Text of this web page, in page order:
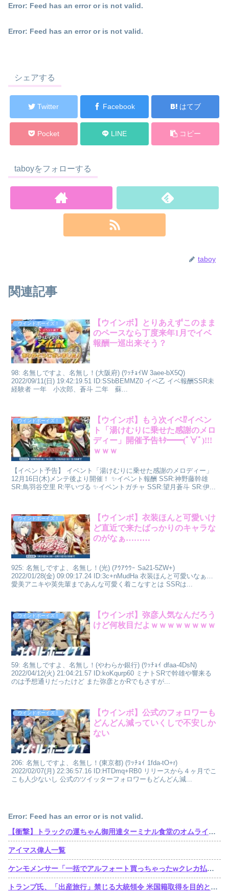
Error: Feed has an error or is not valid.
Error: Feed has an error or is not valid.
シェアする
Twitter Facebook はてブ
Pocket LINE コピー
taboyをフォローする
taboy
関連記事
ウインドボーイズ！
【ウインボ】とりあえずこのまま
のペースなら丁度来年1月でイベ
報酬一巡出来そう？
98: 名無しですよ、名無し！(大阪府) (ﾜｯﾁｮｲW 3aee-bX5Q)
2022/09/11(日) 19:42:19.51 ID:SSbBEMMZ0 イベ乙 イベ報酬SSR未
経験者 一年 小次郎、蒼斗 二年 蘇...
ウインドボーイズ！
【ウインボ】もう次イベ⁉イベン
ト「湯けむりに乗せた感謝のメロ
ディー」開催予告ｷﾀ━━(ﾟ∀ﾟ)!!!
ｗｗｗ
【イベント予告】 イベント「湯けむりに乗せた感謝のメロディー」
12月16日(木)メンテ後より開催！ ✨イベント報酬 SSR:神野藤幹雄
SR:鳥羽谷空里 R:平いづる ✨イベントガチャ SSR:望月蒼斗 SR:伊...
ウインドボーイズ！
【ウインボ】衣装ほんと可愛いけ
ど直近で来たばっかりのキャラな
のがなぁ………
925: 名無しですよ、名無し！(光) (ｱｳｱｳｳｰ Sa21-5ZW+)
2022/01/28(金) 09:09:17.24 ID:3c+nMudHa 衣装ほんと可愛いなぁ…
愛美アニキや英先輩まであんな可愛く着こなすとは SSRは...
ウインドボーイズ！
【ウインボ】弥彦人気なんだろう
けど何枚目だよｗｗｗｗｗｗｗｗ
59: 名無しですよ、名無し！(やわらか銀行) (ﾜｯﾁｮｲ dfaa-4DsN)
2022/04/12(火) 21:04:21.57 ID:koKqurp60 ミナトSRで幹雄や響来る
のは予想通りだったけど また弥彦とかRでもさすが...
ウインドボーイズ！
【ウインボ】公式のフォロワーも
どんどん減っていくしで不安しか
ない
206: 名無しですよ、名無し！(東京都) (ﾜｯﾁｮｲ 1fda-tO+r)
2022/02/07(月) 22:36:57.16 ID:HTDmq+RB0 リリースから４ヶ月でこ
こも人少ないし 公式のツイッターフォロワーもどんどん減...
Error: Feed has an error or is not valid.
【衝撃】トラックの運ちゃん御用達ターミナル食堂のオムライスが強すぎるｗｗｗｗｗ(※画像あり)
アイマス偉人一覧
ケンモメンサー「一括でアルフォート買っちゃったwクレカ払いで来月の俺ごめんねー」銀行「デビットカードなんで即時引き落としです」
トランプ氏、「出産旅行」禁じる大統領令 米国籍取得を目的とした中国人らの渡米を問題視